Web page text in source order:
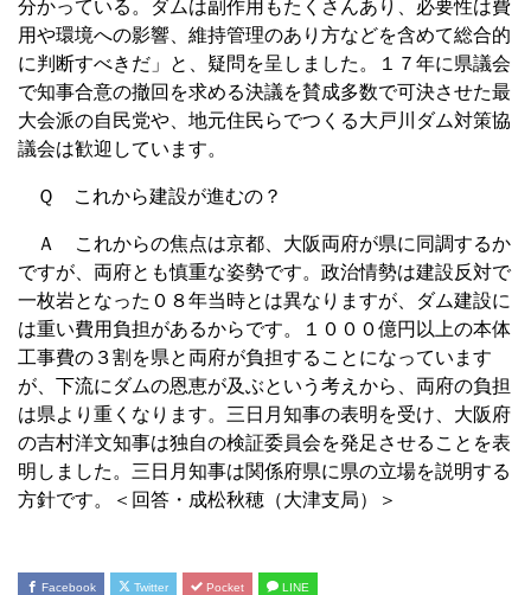
分かっている。ダムは副作用もたくさんあり、必要性は費
用や環境への影響、維持管理のあり方などを含めて総合的
に判断すべきだ」と、疑問を呈しました。１７年に県議会
で知事合意の撤回を求める決議を賛成多数で可決させた最
大会派の自民党や、地元住民らでつくる大戸川ダム対策協
議会は歓迎しています。
Ｑ これから建設が進むの？
Ａ これからの焦点は京都、大阪両府が県に同調するか
ですが、両府とも慎重な姿勢です。政治情勢は建設反対で
一枚岩となった０８年当時とは異なりますが、ダム建設に
は重い費用負担があるからです。１０００億円以上の本体
工事費の３割を県と両府が負担することになっています
が、下流にダムの恩恵が及ぶという考えから、両府の負担
は県より重くなります。三日月知事の表明を受け、大阪府
の吉村洋文知事は独自の検証委員会を発足させることを表
明しました。三日月知事は関係府県に県の立場を説明する
方針です。＜回答・成松秋穂（大津支局）＞
Facebook Twitter Pocket LINE